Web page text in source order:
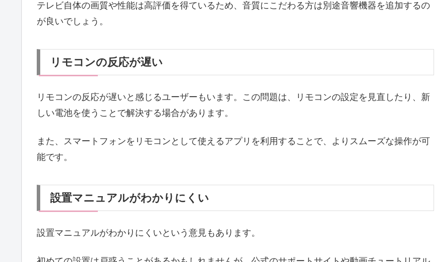
テレビ自体の画質や性能は高評価を得ているため、音質にこだわる方は別途音響機器を追加するの
が良いでしょう。
リモコンの反応が遅い
リモコンの反応が遅いと感じるユーザーもいます。この問題は、リモコンの設定を見直したり、新
しい電池を使うことで解決する場合があります。
また、スマートフォンをリモコンとして使えるアプリを利用することで、よりスムーズな操作が可
能です。
設置マニュアルがわかりにくい
設置マニュアルがわかりにくいという意見もあります。